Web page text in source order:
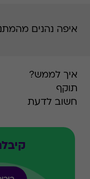
איפה נהנים
איך לממש?
תוקף
חשוב לדעת